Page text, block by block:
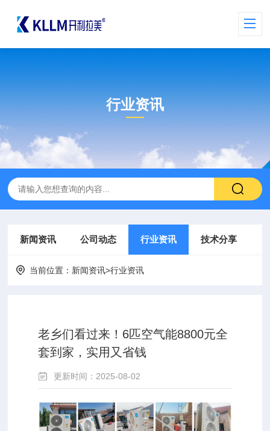
行业资讯
新闻资讯 公司动态 行业资讯 技术分享
当前位置： 新闻资讯>行业资讯
老乡们看过来！6匹空气能8800元全
套到家，实用又省钱
更新时间：2025-08-02